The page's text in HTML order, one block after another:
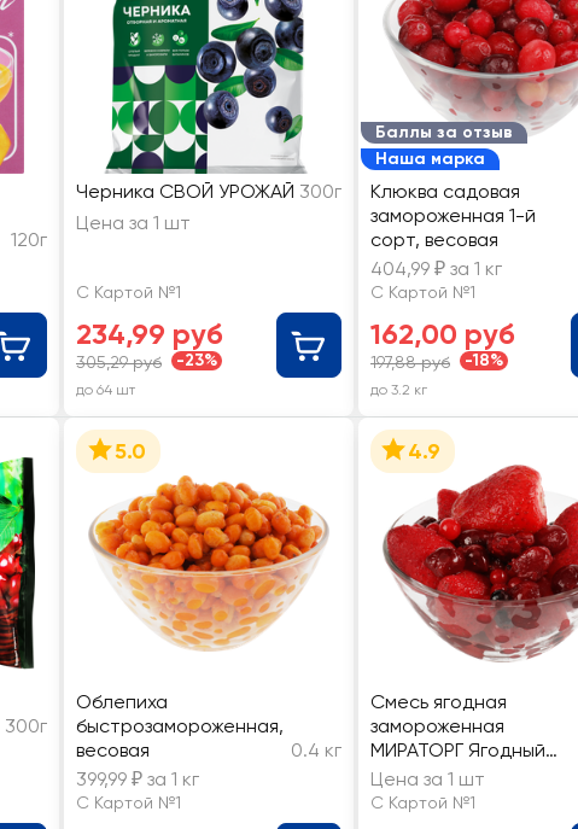
120г
Черника СВОЙ УРОЖАЙ 300г
Цена за 1 шт
С Картой №1
234,99 руб
305,29 руб -23%
до 64 шт
Баллы за отзыв
Наша марка
Клюква садовая
замороженная 1-й
сорт, весовая
404,99 ₽ за 1 кг
С Картой №1
162,00 руб
197,88 руб -18%
до 3.2 кг
300г
5.0
Облепиха
быстрозамороженная,
весовая
0.4 кг
399,99 ₽ за 1 кг
С Картой №1
4.9
Смесь ягодная
замороженная
МИРАТОРГ Ягодный
коктейль
Цена за 1 шт
С Картой №1